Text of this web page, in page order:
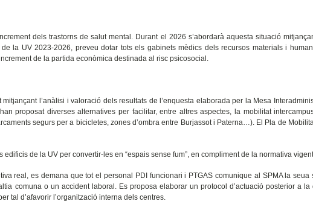
dels trastorns de salut mental. Durant el 2026 s’abordarà aquesta situació
la UV 2023-2026, preveu dotar tots els gabinets mèdics dels recursos materials i
de la partida econòmica destinada al risc psicosocial.
l’anàlisi i valoració dels resultats de l’enquesta elaborada per la Mesa
proposat diverses alternatives per facilitar, entre altres aspectes, la mobilitat
segurs per a bicicletes, zones d’ombra entre Burjassot i Paterna…). El Pla de
de la UV per convertir-les en “espais sense fum”, en compliment de la normativa vigent.
real, es demana que tot el personal PDI funcionari i PTGAS comunique al SPMA la seua
comuna o un accident laboral. Es proposa elaborar un protocol d’actuació posterior a la
tal d’afavorir l’organització interna dels centres.